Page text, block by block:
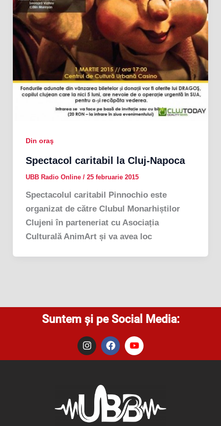
Din oraş
Spectacol caritabil la Cluj-Napoca
UBB Radio Online / 25 februarie 2015
Spectacolul caritabil Pinnochio este
organizat de către Clubul Monarhiștilor
Clujeni în parteneriat cu Asociația
Culturală AnimArt și va avea loc
Suntem și pe Social Media:
I
n
s
m
F
a
c
o
k
Y
o
u
e